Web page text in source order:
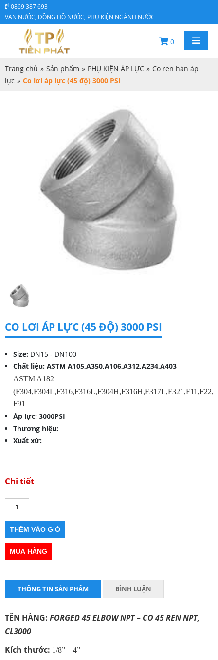
0869 387 693
VAN NƯỚC, ĐỒNG HỒ NƯỚC, PHỤ KIỆN NGÀNH NƯỚC
0
Trang chủ » Sản phẩm » PHỤ KIỆN ÁP LỰC » Co ren hàn áp
lực » Co lơi áp lực (45 độ) 3000 PSI
CO LƠI ÁP LỰC (45 ĐỘ) 3000 PSI
Size: DN15 - DN100
Chất liệu: ASTM A105,A350,A106,A312,A234,A403
ASTM A182
(F304,F304L,F316,F316L,F304H,F316H,F317L,F321,F11,F22,
F91
Áp lực: 3000PSI
Thương hiệu:
Xuất xứ:
Chi tiết
THÔNG TIN SẢN PHẨM BÌNH LUẬN
TÊN HÀNG: FORGED 45 ELBOW NPT – CO 45 REN NPT,
CL3000
Kích thước: 1/8” – 4”